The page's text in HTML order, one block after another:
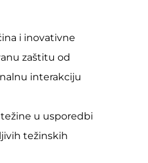
i inovativne
zaštitu od
interakciju
u usporedbi
težinskih